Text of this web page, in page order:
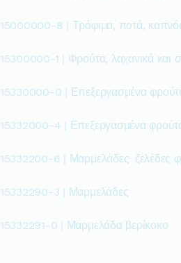
15000000-8 | Τρόφιμα, ποτά,
15300000-1 | Φρούτα, λαχανικά και
15330000-0 | Επεξεργασμένα
15332000-4 | Επεξεργασμένα
15332200-6 | Μαρμελάδες· ζελέδες
15332290-3 | Μαρμελάδες
15332291-0 | Μαρμελάδα βερίκοκο